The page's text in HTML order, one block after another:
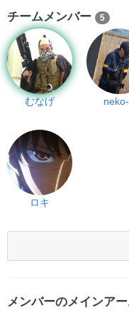
チームメンバー 5
むなげ
ロキ
メンバーのメインア